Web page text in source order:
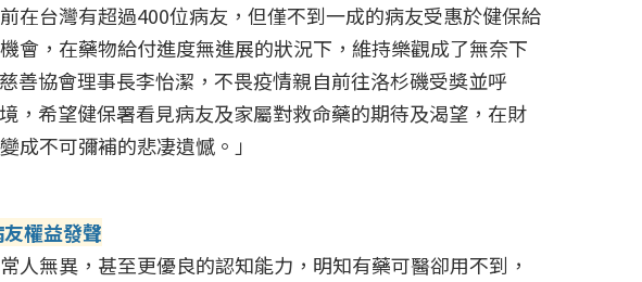
在台灣有超過400位病友，但僅不到一成的病友受惠於健保給
會，在藥物給付進度無進展的狀況下，維持樂觀成了無奈下
善協會理事長李怡潔，不畏疫情親自前往洛杉磯受獎並呼
，希望健保署看見病友及家屬對救命藥的期待及渴望，在財
成不可彌補的悲凄遺憾。」
權益發聲
人無異，甚至更優良的認知能力，明知有藥可醫卻用不到，